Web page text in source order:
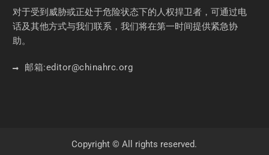
对于受到威胁或正处于危险状态下的人权捍卫者，可通过电
话及其他方式与我们联系，我们将在第一时间提供紧急协
助。
邮箱:editor@chinahrc.org
Copyright © All rights reserved.